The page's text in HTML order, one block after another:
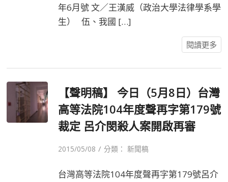
年6月號 文／王漢威（政治大學法律學系學
生） 伍、我國 […]
閱讀更多
【聲明稿】 今日（5月8日）台灣
高等法院104年度聲再字第179號
裁定 呂介閔殺人案開啟再審
2015/05/08 / 分類：新聞稿
台灣高等法院104年度聲再字第179號呂介